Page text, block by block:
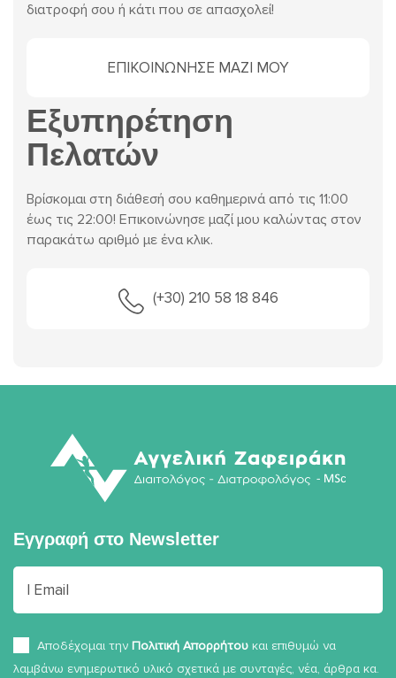
διατροφή σου ή κάτι που σε απασχολεί!
ΕΠΙΚΟΙΝΩΝΗΣΕ ΜΑΖΙ ΜΟΥ
Εξυπηρέτηση
Πελατών
Βρίσκομαι στη διάθεσή σου καθημερινά από τις 11:00
έως τις 22:00! Επικοινώνησε μαζί μου καλώντας στον
παρακάτω αριθμό με ένα κλικ.
(+30) 210 58 18 846
Εγγραφή στο Newsletter
Αποδέχομαι την Πολιτική Απορρήτου και επιθυμώ να
λαμβάνω ενημερωτικό υλικό σχετικά με συνταγές, νέα, άρθρα κα.